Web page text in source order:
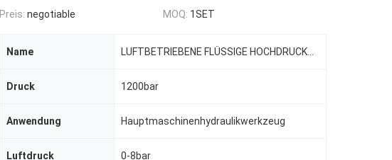
Preis: negotiable MOQ: 1SET
Name
Druck 1200bar
Anwendung Hauptmaschinenhydraulikwerkzeug
Luftdruck 0-8bar